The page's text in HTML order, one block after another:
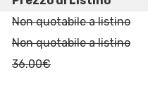
Non quotabile a listino
Non quotabile a listino
36.00€